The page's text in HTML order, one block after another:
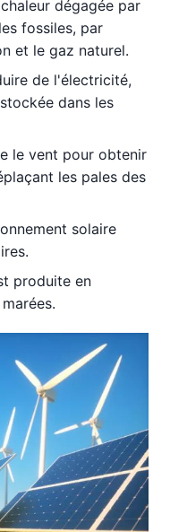
dégagée par
fossiles, par
et le gaz naturel.
de l'électricité,
dans les
le vent pour obtenir
les pales des
solaire
produite en